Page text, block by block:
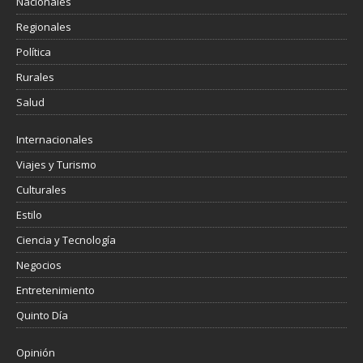
Regionales
Política
Rurales
Salud
Internacionales
Viajes y Turismo
Culturales
Estilo
Ciencia y Tecnología
Negocios
Entretenimiento
Quinto Día
Opinión